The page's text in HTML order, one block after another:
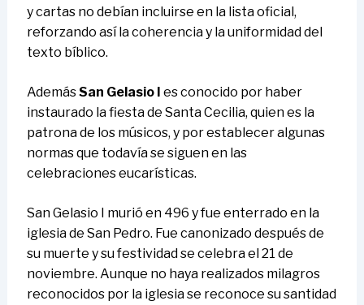
y cartas no debían incluirse en la lista oficial,
reforzando así la coherencia y la uniformidad del
texto bíblico.
AdemásSan Gelasio I es conocido por haber
instaurado la fiesta de Santa Cecilia, quien es la
patrona de los músicos, y por establecer algunas
normas que todavía se siguen en las
celebraciones eucarísticas.
San Gelasio I murió en 496 y fue enterrado en la
iglesia de San Pedro. Fue canonizado después de
su muerte y su festividad se celebra el 21 de
noviembre. Aunque no haya realizados milagros
reconocidos por la iglesia se reconoce su santidad